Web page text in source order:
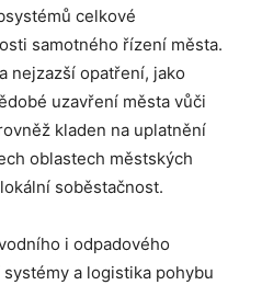
celkové
samotného řízení města.
nejzazší opatření, jako
uzavření města vůči
kladen na uplatnění
oblastech městských
soběstačnost.
i odpadového
a logistika pohybu